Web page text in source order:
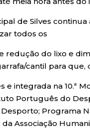
de Silves continua
todos os
redução do lixo e
cantil para que,
integrada na 10.ª
Português do
Programa
Associação